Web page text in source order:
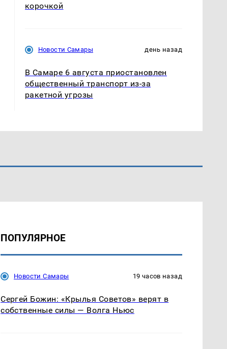
корочкой
Новости Самары день назад
В Самаре 6 августа приостановлен
общественный транспорт из-за
ракетной угрозы
ПОПУЛЯРНОЕ
Новости Самары 19 часов назад
Сергей Божин: «Крылья Советов» верят в
собственные силы — Волга Ньюс